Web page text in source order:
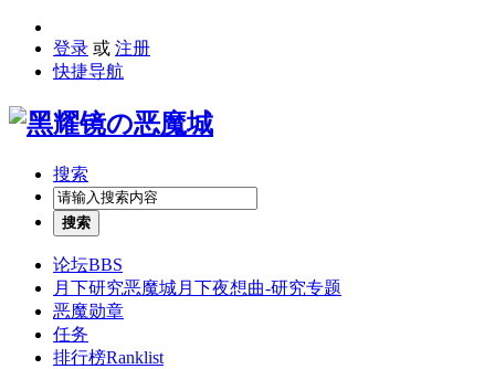
登录 或 注册
快捷导航
搜索
搜索
论坛BBS
月下研究恶魔城月下夜想曲-研究专题
恶魔勋章
任务
排行榜Ranklist